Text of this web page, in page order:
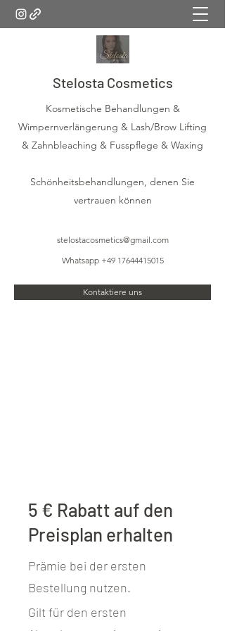
Stelosta Cosmetics
Kosmetische Behandlungen &
Wimpernverlängerung & Lash/Brow Lifting
& Zahnbleaching & Fusspflege & Waxing
Schönheitsbehandlungen, denen Sie
vertrauen können
stelostacosmetics@gmail.com
Whatsapp +49 17644415015
Kontaktiere uns
5 € Rabatt auf den
Preisplan erhalten
Prämie bei der ersten
Bestellung nutzen.
Gilt für den ersten